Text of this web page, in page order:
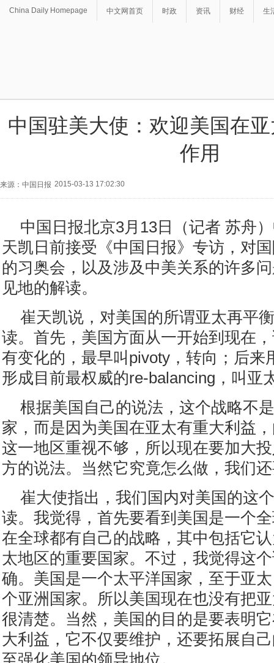
China Daily Homepage 中文网首页 时政 资讯 财经 生
中国驻美大使：欢迎美国在
作用
来源：中国日报 2015-03-13 17:02:30
中国日报北京3月13日（记者 苏舟
天凯日前接受《中国日报》专访，对
的习奥会，以及涉及中美关系的许多
见地的解读。
崔天凯说，对美国的所谓亚太再平
读。首先，美国方面从一开始到现在
有变化的，最早叫pivoty，转向；后来
形成目前最权威的re-balancing，叫亚
根据美国自己的说法，这个战略不
家，而是因为美国在亚太有重大利益
这一地区重视不够，所以现在要加大
方的说法。当然它究竟怎么做，我们
崔大使指出，我们国内对美国的这
读。我觉得，首先要看到美国是一个
在全球都有自己的战略，其中包括它
太地区的重要国家。不过，我觉得这
确。美国是一个太平洋国家，至于亚
个亚洲国家。所以美国现在也没有把
很清楚。当然，美国的目的是要表明
大利益，它不仅要维护，还要拓展自
至强化美国的领导地位。